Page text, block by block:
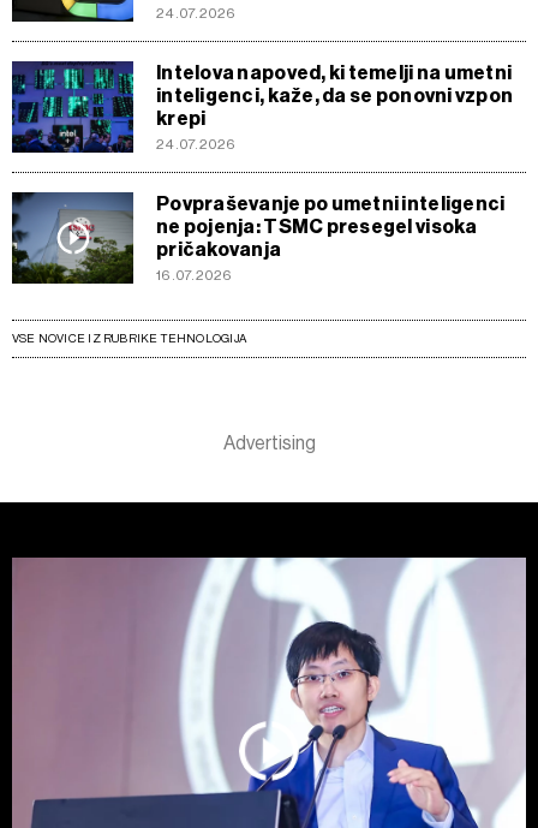
24.07.2026
Intelova napoved, ki temelji na umetni
inteligenci, kaže, da se ponovni vzpon
krepi
24.07.2026
Povpraševanje po umetni inteligenci
ne pojenja: TSMC presegel visoka
pričakovanja
16.07.2026
VSE NOVICE IZ RUBRIKE TEHNOLOGIJA